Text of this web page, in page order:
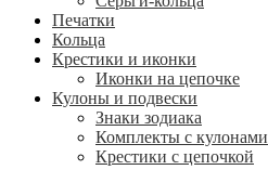
Печатки
Кольца
Крестики и иконки
Иконки на цепочке
Кулоны и подвески
Знаки зодиака
Комплекты с кулонами
Крестики с цепочкой